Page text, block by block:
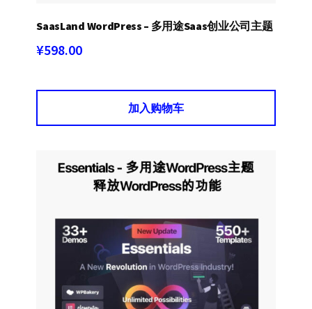
SaasLand WordPress – 多用途Saas创业公司主题
¥598.00
加入购物车